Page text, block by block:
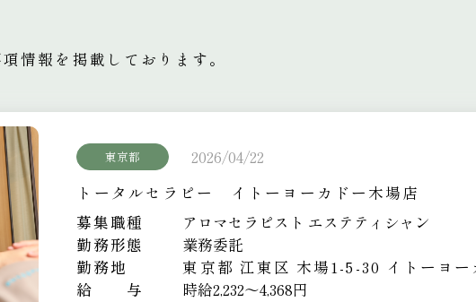
情報を掲載しております。
東京都
2026/04/22
トータルセラピー イトーヨーカドー木場店
募集職種
アロマセラピスト エステティシャン
勤務形態
業務委託
勤務地
東京都 江東区 木場1-5-30 イトーヨ
給 与
時給2,232～4,368円